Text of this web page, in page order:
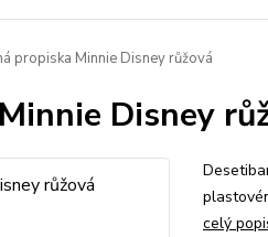
propiska Minnie Disney růžová
Disney
celý